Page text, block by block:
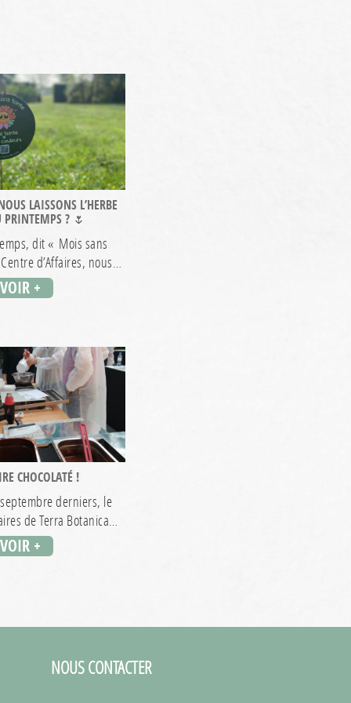
LAISSONS L’HERBE
PRINTEMPS ? 🌷
dit « Mois sans
d’Affaires, nous…
+
CHOCOLATÉ !
derniers, le
de Terra Botanica…
+
NOUS CONTACTER